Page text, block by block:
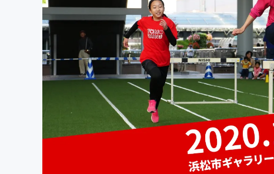
ビジネス・起業
まちづくり・地域活性化